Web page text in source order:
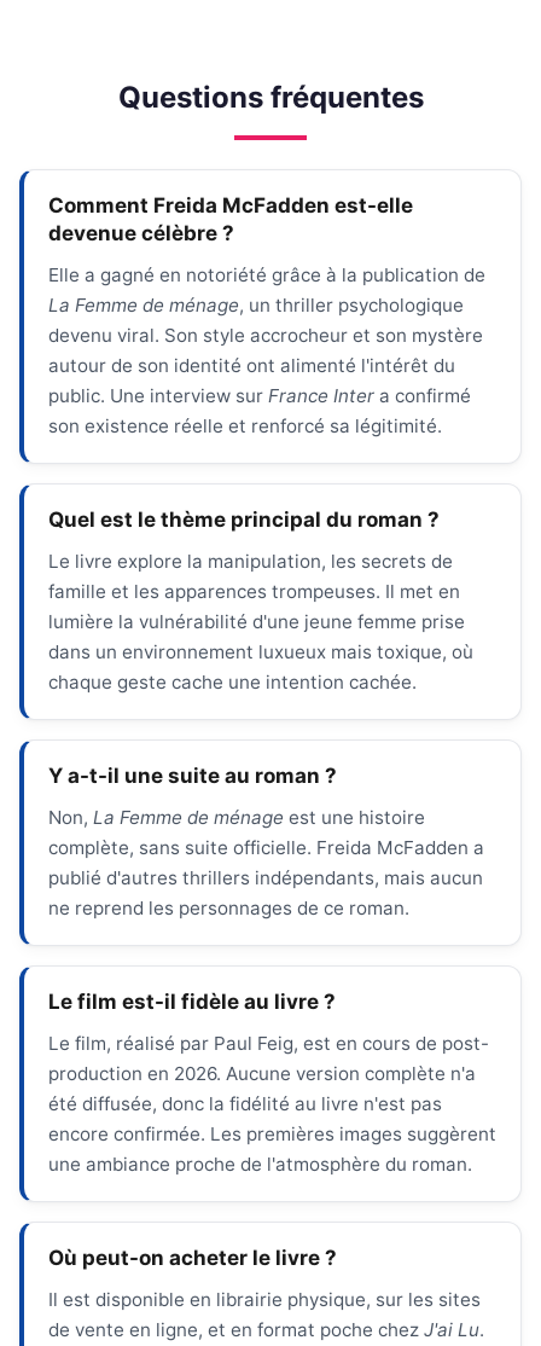
Questions fréquentes
Comment Freida McFadden est-elle
devenue célèbre ?
Elle a gagné en notoriété grâce à la publication de
La Femme de ménage, un thriller psychologique
devenu viral. Son style accrocheur et son mystère
autour de son identité ont alimenté l'intérêt du
public. Une interview sur France Inter a confirmé
son existence réelle et renforcé sa légitimité.
Quel est le thème principal du roman ?
Le livre explore la manipulation, les secrets de
famille et les apparences trompeuses. Il met en
lumière la vulnérabilité d'une jeune femme prise
dans un environnement luxueux mais toxique, où
chaque geste cache une intention cachée.
Y a-t-il une suite au roman ?
Non, La Femme de ménage est une histoire
complète, sans suite officielle. Freida McFadden a
publié d'autres thrillers indépendants, mais aucun
ne reprend les personnages de ce roman.
Le film est-il fidèle au livre ?
Le film, réalisé par Paul Feig, est en cours de post-
production en 2026. Aucune version complète n'a
été diffusée, donc la fidélité au livre n'est pas
encore confirmée. Les premières images suggèrent
une ambiance proche de l'atmosphère du roman.
Où peut-on acheter le livre ?
Il est disponible en librairie physique, sur les sites
de vente en ligne, et en format poche chez J'ai Lu.